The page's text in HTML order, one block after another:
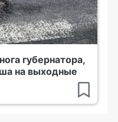
губернатора,
на выходные